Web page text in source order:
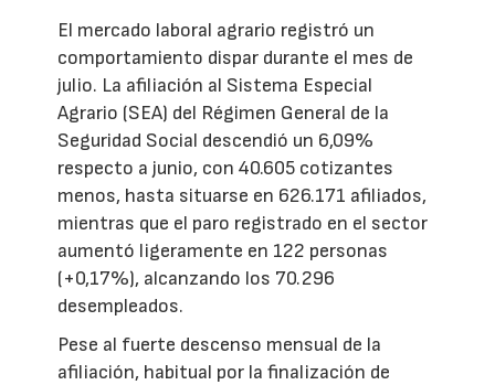
El mercado laboral agrario registró un
comportamiento dispar durante el mes de
julio. La afiliación al Sistema Especial
Agrario (SEA) del Régimen General de la
Seguridad Social descendió un 6,09%
respecto a junio, con 40.605 cotizantes
menos, hasta situarse en 626.171 afiliados,
mientras que el paro registrado en el sector
aumentó ligeramente en 122 personas
(+0,17%), alcanzando los 70.296
desempleados.
Pese al fuerte descenso mensual de la
afiliación, habitual por la finalización de